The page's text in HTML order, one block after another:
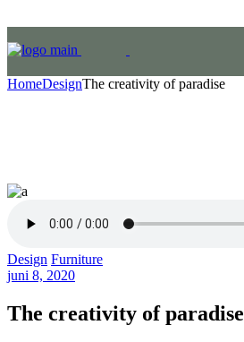
HomeDesignThe creativity of paradise
Design Furniture
juni 8, 2020
The creativity of paradise